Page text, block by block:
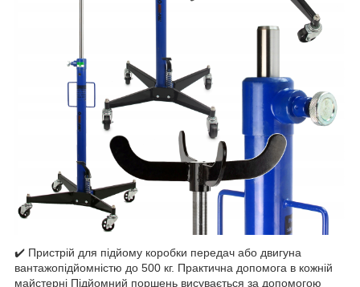
✔️ Пристрій для підйому коробки передач або двигуна
вантажопідйомністю до 500 кг. Практична допомога в кожній
майстерні Підйомний поршень висувається за допомогою